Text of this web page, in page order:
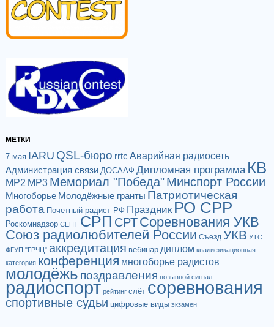
МЕТКИ
7 мая IARU QSL-бюро rrtc Аварийная радиосеть
Администрация связи ДОСААФ Дипломная программа КВ
МР2 МР3 Мемориал "Победа"Минспорт России
Многоборье Молодёжные гранты Патриотическая
работа Почетный радист РФ Праздник РО СРР
Роскомнадзор СЕПТ СРП СРТСоревнования УКВ
Союз радиолюбителей России Съезд УКВ УТС
ФГУП "ГРЧЦ" аккредитация вебинар диплом квалификационная
категория конференция многоборье радистов
молодёжь поздравления позывной сигнал
радиоспорт рейтинг слёт соревнования
спортивные судьи цифровые виды экзамен